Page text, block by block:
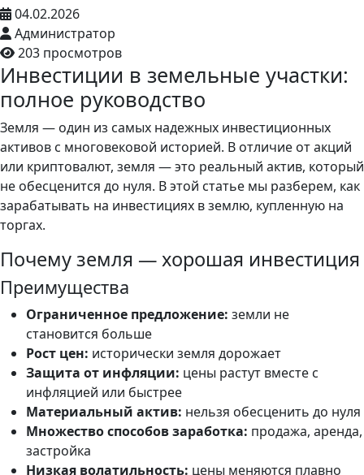
04.02.2026
Администратор
203 просмотров
Инвестиции в земельные участки:
полное руководство
Земля — один из самых надежных инвестиционных
активов с многовековой историей. В отличие от акций
или криптовалют, земля — это реальный актив, который
не обесценится до нуля. В этой статье мы разберем, как
зарабатывать на инвестициях в землю, купленную на
торгах.
Почему земля — хорошая инвестиция
Преимущества
Ограниченное предложение: земли не
становится больше
Рост цен: исторически земля дорожает
Защита от инфляции: цены растут вместе с
инфляцией или быстрее
Материальный актив: нельзя обесценить до нуля
Множество способов заработка: продажа, аренда,
застройка
Низкая волатильность: цены меняются плавно